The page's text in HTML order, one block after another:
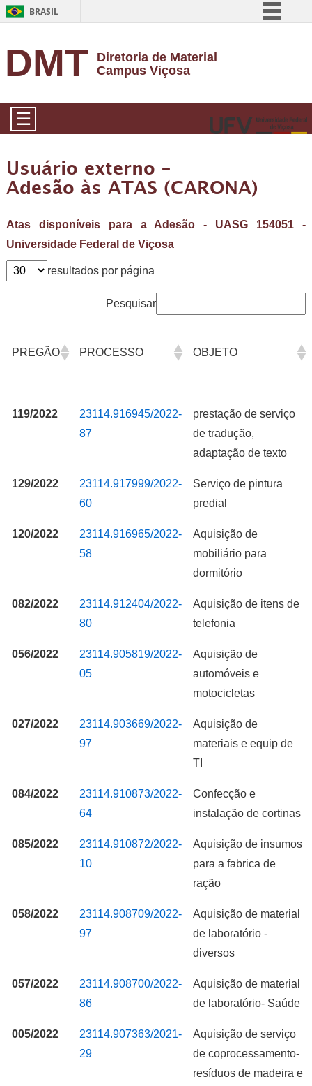
BRASIL
Comunica BR
Acesso à informação
Legislação
DMT
Diretoria de Material
Campus Viçosa
☰
Usuário externo –
Adesão às ATAS (CARONA)
Atas disponíveis para a Adesão - UASG 154051 -
Universidade Federal de Viçosa
resultados por página
Pesquisar
PREGÃO PROCESSO OBJETO
PREGÃO PROCESSO OBJETO
119/2022
23114.916945/2022-
87
prestação de serviço
de tradução,
adaptação de texto
129/2022
23114.917999/2022-
60
Serviço de pintura
predial
120/2022
23114.916965/2022-
58
Aquisição de
mobiliário para
dormitório
082/2022
23114.912404/2022-
80
Aquisição de itens de
telefonia
056/2022
23114.905819/2022-
05
Aquisição de
automóveis e
motocicletas
027/2022
23114.903669/2022-
97
Aquisição de
materiais e equip de
TI
084/2022
23114.910873/2022-
64
Confecção e
instalação de cortinas
085/2022
23114.910872/2022-
10
Aquisição de insumos
para a fabrica de
ração
058/2022
23114.908709/2022-
97
Aquisição de material
de laboratório -
diversos
057/2022
23114.908700/2022-
86
Aquisição de material
de laboratório- Saúde
005/2022
23114.907363/2021-
29
Aquisição de serviço
de coprocessamento-
resíduos de madeira e